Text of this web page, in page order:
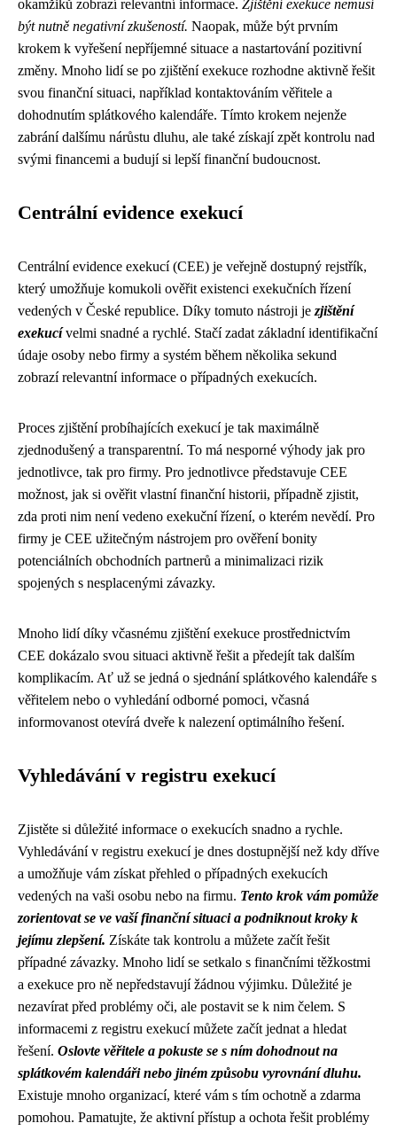
okamžiků zobrazí relevantní informace. Zjištění exekuce nemusí
být nutně negativní zkušeností. Naopak, může být prvním
krokem k vyřešení nepříjemné situace a nastartování pozitivní
změny. Mnoho lidí se po zjištění exekuce rozhodne aktivně řešit
svou finanční situaci, například kontaktováním věřitele a
dohodnutím splátkového kalendáře. Tímto krokem nejenže
zabrání dalšímu nárůstu dluhu, ale také získají zpět kontrolu nad
svými financemi a budují si lepší finanční budoucnost.
Centrální evidence exekucí
Centrální evidence exekucí (CEE) je veřejně dostupný rejstřík,
který umožňuje komukoli ověřit existenci exekučních řízení
vedených v České republice. Díky tomuto nástroji je zjištění
exekucívelmi snadné a rychlé. Stačí zadat základní identifikační
údaje osoby nebo firmy a systém během několika sekund
zobrazí relevantní informace o případných exekucích.
Proces zjištění probíhajících exekucí je tak maximálně
zjednodušený a transparentní. To má nesporné výhody jak pro
jednotlivce, tak pro firmy. Pro jednotlivce představuje CEE
možnost, jak si ověřit vlastní finanční historii, případně zjistit,
zda proti nim není vedeno exekuční řízení, o kterém nevědí. Pro
firmy je CEE užitečným nástrojem pro ověření bonity
potenciálních obchodních partnerů a minimalizaci rizik
spojených s nesplacenými závazky.
Mnoho lidí díky včasnému zjištění exekuce prostřednictvím
CEE dokázalo svou situaci aktivně řešit a předejít tak dalším
komplikacím. Ať už se jedná o sjednání splátkového kalendáře s
věřitelem nebo o vyhledání odborné pomoci, včasná
informovanost otevírá dveře k nalezení optimálního řešení.
Vyhledávání v registru exekucí
Zjistěte si důležité informace o exekucích snadno a rychle.
Vyhledávání v registru exekucí je dnes dostupnější než kdy dříve
a umožňuje vám získat přehled o případných exekucích
vedených na vaši osobu nebo na firmu. Tento krok vám pomůže
zorientovat se ve vaší finanční situaci a podniknout kroky k
jejímu zlepšení. Získáte tak kontrolu a můžete začít řešit
případné závazky. Mnoho lidí se setkalo s finančními těžkostmi
a exekuce pro ně nepředstavují žádnou výjimku. Důležité je
nezavírat před problémy oči, ale postavit se k nim čelem. S
informacemi z registru exekucí můžete začít jednat a hledat
řešení. Oslovte věřitele a pokuste se s ním dohodnout na
splátkovém kalendáři nebo jiném způsobu vyrovnání dluhu.
Existuje mnoho organizací, které vám s tím ochotně a zdarma
pomohou. Pamatujte, že aktivní přístup a ochota řešit problémy